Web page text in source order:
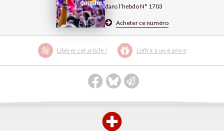
dans l’hebdo N° 1703
Acheter ce numéro
Libérer cet article ! L’offrir à un·e ami·e